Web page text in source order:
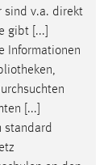
sind v.a. direkt
gibt [...]
Informationen
,
[...]
standard